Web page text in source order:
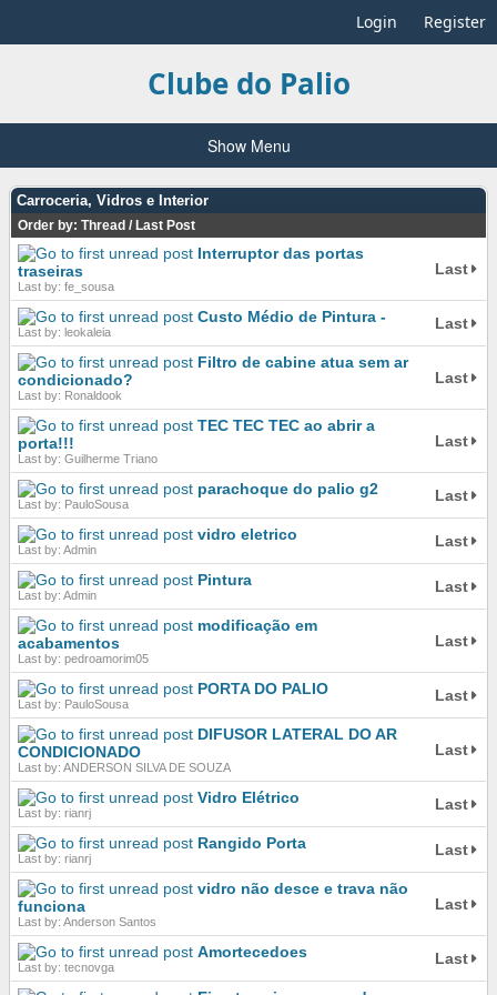
Login Register
Clube do Palio
Show Menu
Carroceria, Vidros e Interior
Order by: Thread / Last Post
Interruptor das portas
traseiras
Last by: fe_sousa
Last
Custo Médio de Pintura -
Last by: leokaleia
Last
Filtro de cabine atua sem ar
condicionado?
Last by: Ronaldook
Last
TEC TEC TEC ao abrir a
porta!!!
Last by: Guilherme Triano
Last
parachoque do palio g2
Last by: PauloSousa
Last
vidro eletrico
Last by: Admin
Last
Pintura
Last by: Admin
Last
modificação em
acabamentos
Last by: pedroamorim05
Last
PORTA DO PALIO
Last by: PauloSousa
Last
DIFUSOR LATERAL DO AR
CONDICIONADO
Last by: ANDERSON SILVA DE SOUZA
Last
Vidro Elétrico
Last by: rianrj
Last
Rangido Porta
Last by: rianrj
Last
vidro não desce e trava não
funciona
Last by: Anderson Santos
Last
Amortecedoes
Last by: tecnovga
Last